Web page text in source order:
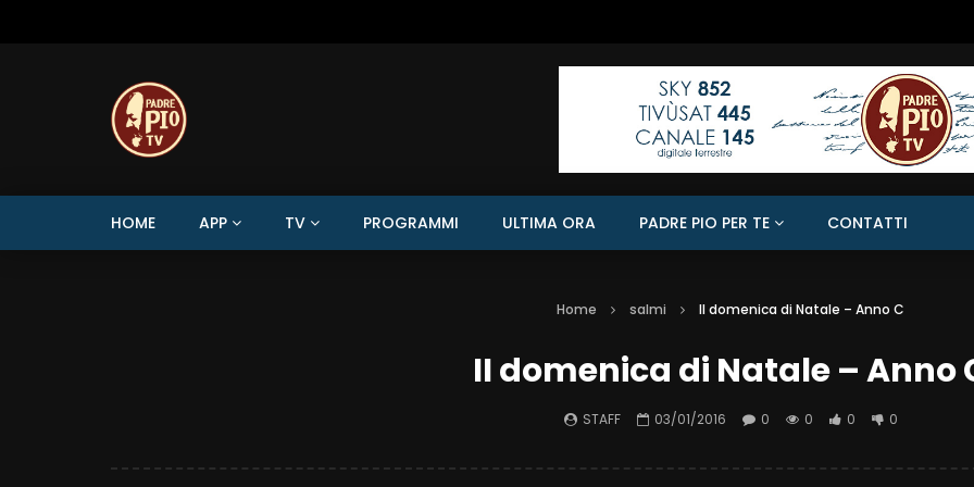
HOME APP TV PROGRAMMI ULTIMA ORA PADRE PIO PER TE CONTATTI
Home salmi II domenica di Natale – Anno C
II domenica di Natale – Anno
STAFF 03/01/2016 0 0 0 0